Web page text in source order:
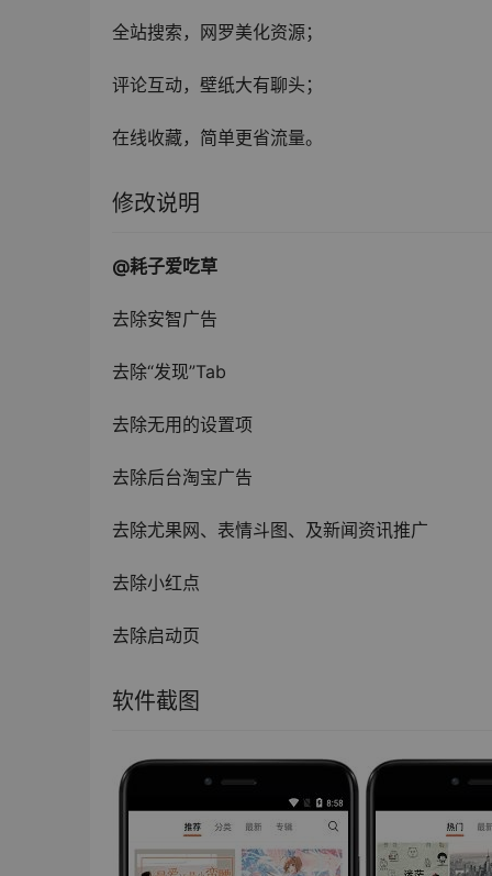
全站搜索，网罗美化资源；
评论互动，壁纸大有聊头；
在线收藏，简单更省流量。
修改说明
@耗子爱吃草
去除安智广告
去除“发现”Tab
去除无用的设置项
去除后台淘宝广告
去除尤果网、表情斗图、及新闻资讯推广
去除小红点
去除启动页
软件截图